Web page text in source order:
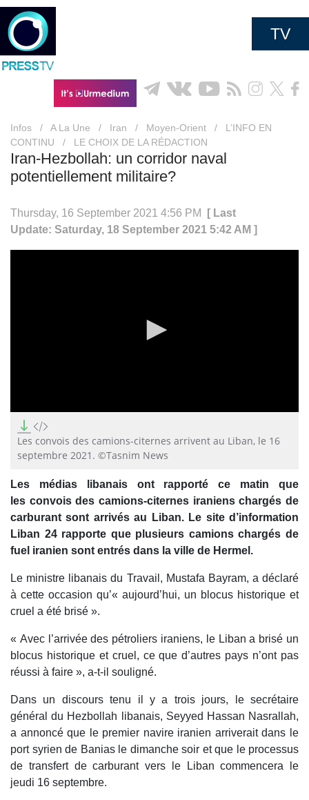
TV
Infos / A La Une / Iran / Moyen-Orient /
L’INFO EN
CONTINU
/ LE CHOIX DE LA RÉDACTION
Iran-Hezbollah: un corridor naval
potentiellement militaire?
Thursday, 16 September 2021 4:56 PM
[ Last
Update: Saturday, 18 September 2021 5:42 AM ]
seconds
of
seconds
Les convois des camions-citernes arrivent au Liban, le 16
septembre 2021. ©Tasnim News
Les médias libanais ont rapporté ce matin que
les convois des camions-citernes iraniens chargés de
carburant sont arrivés au Liban. Le site d’information
Liban 24 rapporte que plusieurs camions chargés de
fuel iranien sont entrés dans la ville de Hermel.
Le ministre libanais du Travail, Mustafa Bayram, a déclaré
à cette occasion qu’« aujourd’hui, un blocus historique et
cruel a été brisé ».
« Avec l’arrivée des pétroliers iraniens, le Liban a brisé un
blocus historique et cruel, ce que d’autres pays n’ont pas
réussi à faire », a-t-il souligné.
Dans un discours tenu il y a trois jours, le secrétaire
général du Hezbollah libanais, Seyyed Hassan Nasrallah,
a annoncé que le premier navire iranien arriverait dans le
port syrien de Banias le dimanche soir et que le processus
de transfert de carburant vers le Liban commencera le
jeudi 16 septembre.